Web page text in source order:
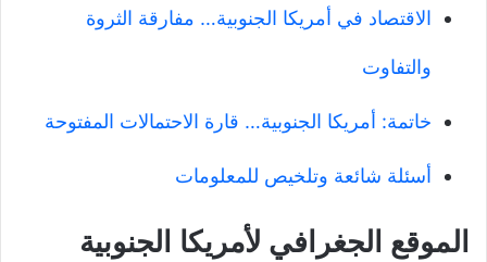
الاقتصاد في أمريكا الجنوبية… مفارقة الثروة
والتفاوت
خاتمة: أمريكا الجنوبية… قارة الاحتمالات المفتوحة
أسئلة شائعة وتلخيص للمعلومات
الموقع الجغرافي لأمريكا الجنوبية